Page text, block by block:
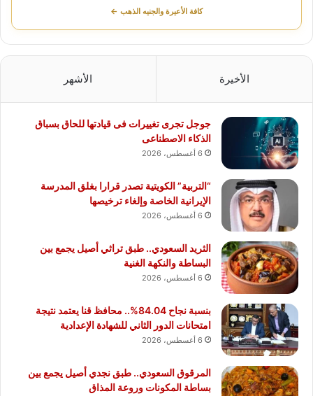
كافة الأعيرة والجنيه الذهب ←
الأخيرة الأشهر
جوجل تجرى تغييرات فى قيادتها للحاق بسباق
الذكاء الاصطناعى
6 أغسطس، 2026
“التربية” الكويتية تصدر قرارا بغلق المدرسة
الإيرانية الخاصة وإلغاء ترخيصها
6 أغسطس، 2026
الثريد السعودي.. طبق تراثي أصيل يجمع بين
البساطة والنكهة الغنية
6 أغسطس، 2026
بنسبة نجاح 84.04%.. محافظ قنا يعتمد نتيجة
امتحانات الدور الثاني للشهادة الإعدادية
6 أغسطس، 2026
المرقوق السعودي.. طبق نجدي أصيل يجمع بين
بساطة المكونات وروعة المذاق